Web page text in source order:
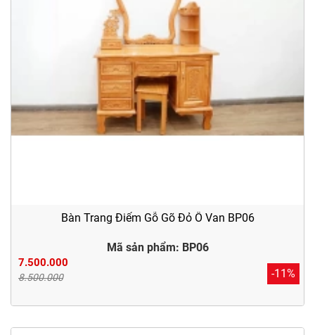
Bàn Trang Điểm Gỗ Gõ Đỏ Ô Van BP06
Mã sản phẩm: BP06
7.500.000
8.500.000 -11%